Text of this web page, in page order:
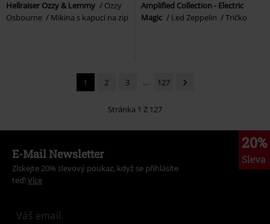
Hellraiser Ozzy & Lemmy
Ozzy
Osbourne
Mikina s kapucí na zip
Amplified Collection - Electric
Magic
Led Zeppelin Tričko
1 2 3 ... 127
Stránka 1 Z 127
20%
Sleva
E-Mail Newsletter
Získejte 20% slevový poukaz, když se přihlásíte
teď! Více